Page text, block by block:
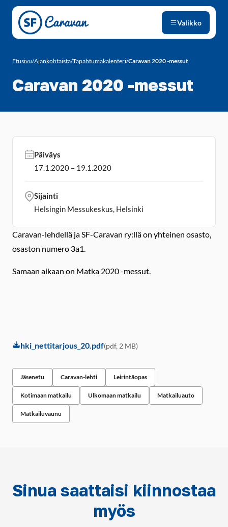
Siirry sivun sisältöön
Valikko
Etusivu/Ajankohtaista/Tapahtumakalenteri/Caravan 2020 -messut
Caravan 2020 -messut
Caravan-lehdellä ja SF-Caravan ry:llä on yhteinen osasto,
osaston numero 3a1.
Samaan aikaan on Matka 2020 -messut.
hki_nettitarjous_20.pdf(pdf, 2 MB)
Jäsenetu Caravan-lehti Leirintäopas
Kotimaan matkailu Ulkomaan matkailu Matkailuauto
Matkailuvaunu
Päiväys
17.1.2020 – 19.1.2020
Sijainti
Helsingin Messukeskus, Helsinki
Sinua saattaisi kiinnostaa
myös